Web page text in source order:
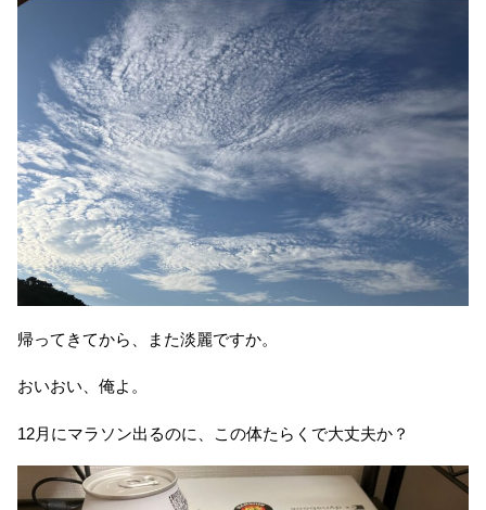
帰ってきてから、また淡麗ですか。
おいおい、俺よ。
12月にマラソン出るのに、この体たらくで大丈夫か？